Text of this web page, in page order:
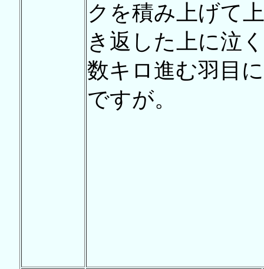
クを積み上げて
き返した上に泣
数キロ進む羽目
ですが。